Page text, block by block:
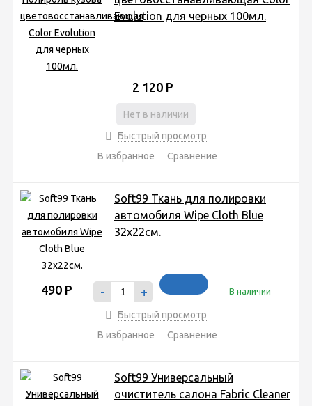
Evolution для черных 100мл.
2 120 Р
Нет в наличии
Быстрый просмотр
В избранное
Сравнение
Soft99 Ткань для полировки
автомобиля Wipe Cloth Blue
32х22см.
490 Р - + В наличии
Быстрый просмотр
В избранное
Сравнение
Soft99 Универсальный
очиститель салона Fabric Cleaner